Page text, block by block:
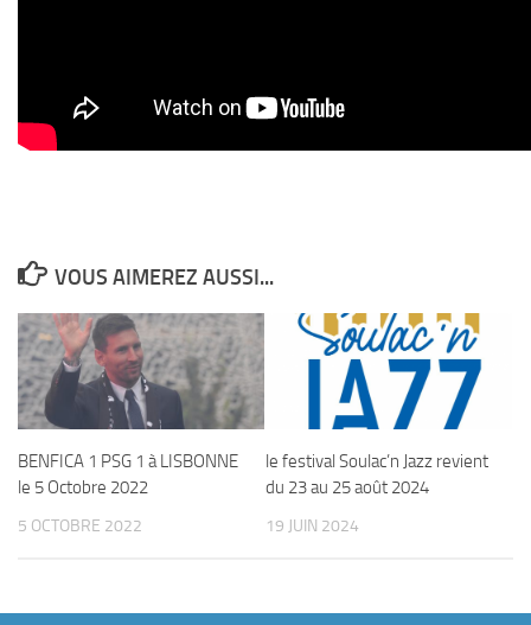
VOUS AIMEREZ AUSSI...
BENFICA 1 PSG 1 à LISBONNE
le 5 Octobre 2022
5 OCTOBRE 2022
le festival Soulac’n Jazz revient
du 23 au 25 août 2024
19 JUIN 2024